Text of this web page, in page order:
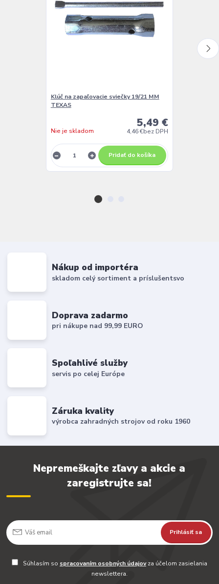
Klúč na zapaľovacie sviečky 19/21 MM
TEXAS
5,49 €
4,46 €bez DPH
Nie je skladom
Pridať do košíka
Nákup od importéra
skladom celý sortiment a príslušentsvo
Doprava zadarmo
pri nákupe nad 99,99 EURO
Spoľahlivé služby
servis po celej Európe
Záruka kvality
výrobca zahradných strojov od roku 1960
Nepremeškajte zľavy a akcie a
zaregistrujte sa!
Prihlásiť sa
Súhlasím so spracovaním osobných údajovza účelom zasielania
newslettera.